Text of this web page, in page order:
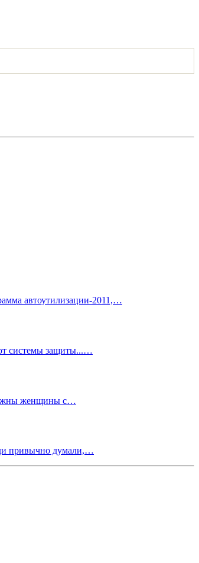
автоутилизации-2011,…
системы защиты...…
женщины с…
привычно думали,…